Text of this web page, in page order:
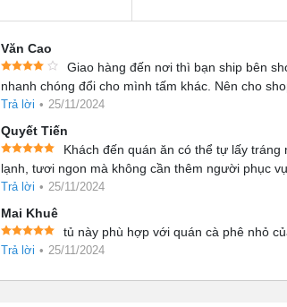
Văn Cao
Giao hàng đến nơi thì bạn ship bên
nhanh chóng đổi cho mình tấm khác. Nên cho
Trả lời • 25/11/2024
Quyết Tiến
Khách đến quán ăn có thể tự lấy
lạnh, tươi ngon mà không cần thêm người phục
Trả lời • 25/11/2024
Mai Khuê
tủ này phù hợp với quán cà phê nhỏ
Trả lời • 25/11/2024